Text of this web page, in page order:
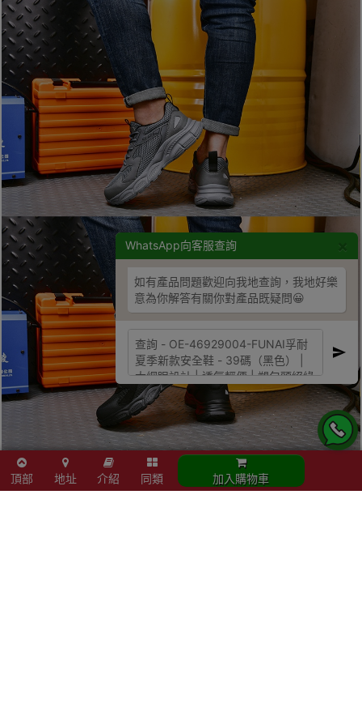
WhatsApp向客服查詢
如有產品問題歡迎向我地查詢，我地好樂
意為你解答有關你對產品既疑問😀
頂部 地址 介紹 同類 加入購物車